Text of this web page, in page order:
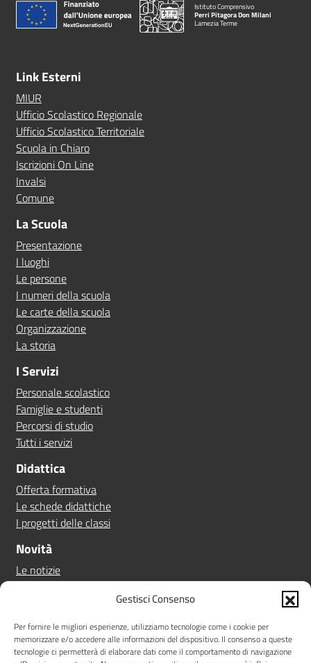
Gestisci Consenso
Per fornire le migliori esperienze, utilizziamo tecnologie come i cookie per
memorizzare e/o accedere alle informazioni del dispositivo. Il consenso a queste
tecnologie ci permetterà di elaborare dati come il comportamento di navigazione
Istituto Comprensivo
Perri Pitagora Don Milani
Lamezia Terme
Link Esterni
MIUR
Ufficio Scolastico Regionale
Ufficio Scolastico Territoriale
Scuola in Chiaro
Iscrizioni On Line
Invalsi
Comune
La Scuola
Presentazione
I luoghi
Le persone
I numeri della scuola
Le carte della scuola
Organizzazione
La storia
I Servizi
Personale scolastico
Famiglie e studenti
Percorsi di studio
Tutti i servizi
Didattica
Offerta formativa
Le schede didattiche
I progetti delle classi
Novità
Le notizie
Le circolari
Albo online
Pn 21/27